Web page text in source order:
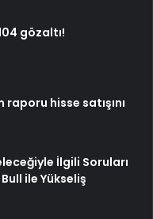
gözaltı!
hisse satışını
İlgili Soruları
ile Yükseliş